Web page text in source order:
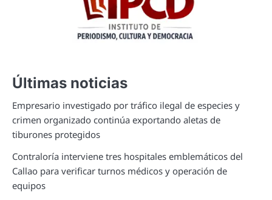
Últimas noticias
Empresario investigado por tráfico ilegal de especies y
crimen organizado continúa exportando aletas de
tiburones protegidos
Contraloría interviene tres hospitales emblemáticos del
Callao para verificar turnos médicos y operación de
equipos